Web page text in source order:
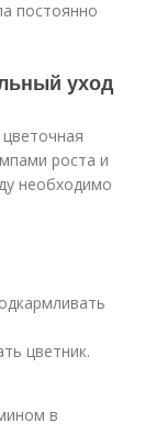
постоянно
уход
роста и
необходимо
цветник.
в